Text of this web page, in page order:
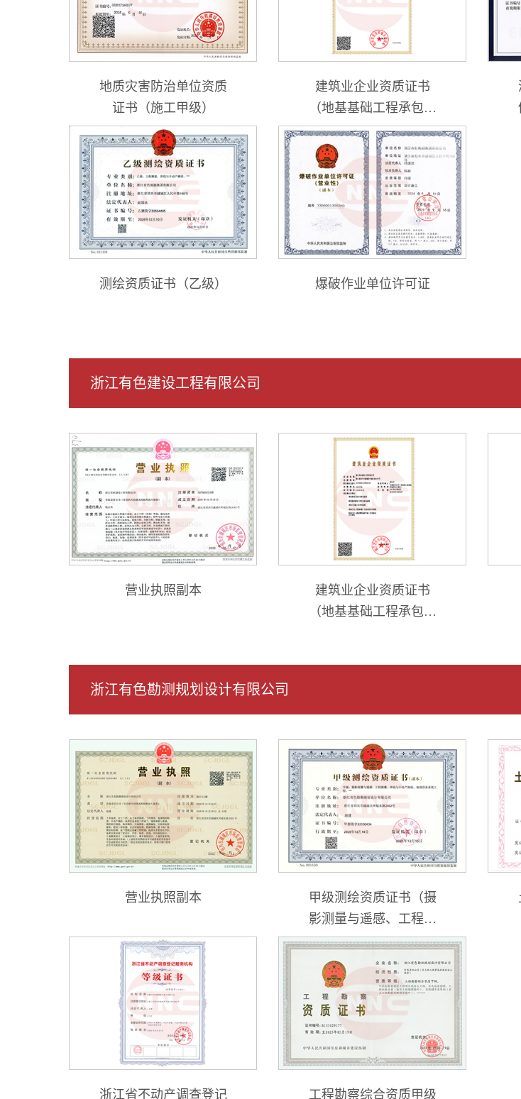
地质灾害防治单位资质
证书（施工甲级）
建筑业企业资质证书
（地基基础工程承包专
业叁级、环保工程专业
承包叁级）
测绘资质证书（乙级） 爆破作业单位许可证
浙江有色建设工程有限公司
营业执照副本
建筑业企业资质证书
（地基基础工程承包专
强）专业承包、特种工
程（建筑物纠偏和平
移）专业承包）
浙江有色勘测规划设计有限公司
营业执照副本
甲级测绘资质证书（摄
影测量与遥感、工程测
量、界限与不动产测
绘、地理信息系统工
程）
浙江省不动产调查登记 工程勘察综合资质甲级